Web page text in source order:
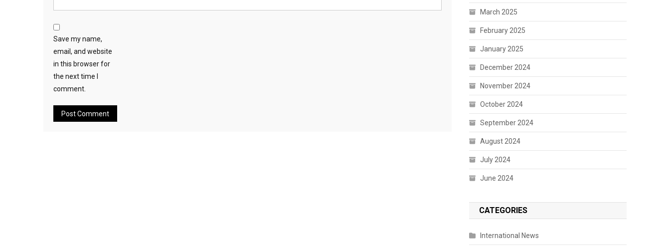
Save my name,
email, and website
in this browser for
the next time I
comment.
March 2025
February 2025
January 2025
December 2024
November 2024
October 2024
September 2024
August 2024
July 2024
June 2024
CATEGORIES
International News